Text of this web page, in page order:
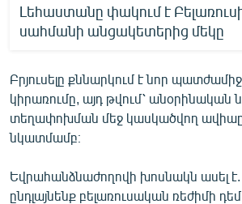
Լեհաստանը փակում է
սահմանի անցակետերից մեկը
Բրյուսելը քննարկում է նոր
կիրառումը, այդ թվում՝ անօրինական
տեղափոխման մեջ կասկածվող
նկատմամբ։
Եվրահանձնաժողովի խոսնակն ասել
ընդլայնենք բելառուսական ռեժիմի դեմ